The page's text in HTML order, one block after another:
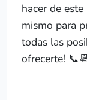
hacer de
mismo para
todas las
ofrecerte!